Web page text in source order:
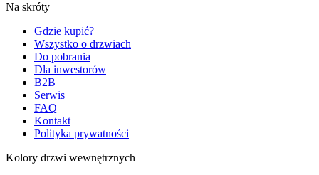
Na skróty
Gdzie kupić?
Wszystko o drzwiach
Do pobrania
Dla inwestorów
B2B
Serwis
FAQ
Kontakt
Polityka prywatności
Kolory drzwi wewnętrznych